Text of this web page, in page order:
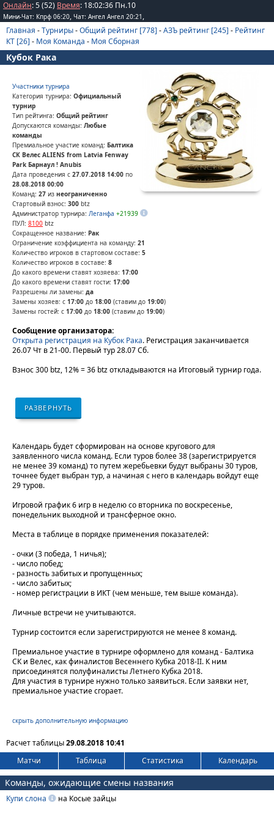
Онлайн: 5 (52) Время: 18:02:36 Пн.10
Мини-Чат: Кпрф 06:20, Чат: Ангел Ангел 20:21 ,
Главная -Турниры-Общий рейтинг [778] -АЗЪ рейтинг [245] - Рейтинг
КТ [26] - Моя Команда - Моя Сборная
Кубок Рака
Участники турнира
Категория турнира: Официальный
турнир
Тип рейтинга: Общий рейтинг
Допускаются команды: Любые
команды
Премиальное участие команд: Балтика
СК Велес ALIENS from Latvia Fenway
Park Барнаул ! Anubis
Дата проведения с 27.07.2018 14:00 по
28.08.2018 00:00
Команд: 27 из неограниченно
Стартовый взнос: 300 btz
Администратор турнира: Леганфа +21939
ПУЛ: 8100 btz
Сокращенное название: Рак
Ограничение коэффициента на команду: 21
Количество игроков в стартовом составе: 5
Количество игроков в составе: 8
До какого времени ставят хозяева: 17:00
До какого времени ставят гости: 17:00
Разрешены ли замены: да
Замены хозяев: с 17:00 до 18:00 (ставим до 19:00)
Замены гостей: с 17:00 до 18:00 (ставим до 19:00)
Сообщение организатора:
Открыта регистрация на Кубок Рака. Регистрация заканчивается
26.07 Чт в 21-00. Первый тур 28.07 Сб.
Взнос 300 btz, 12% = 36 btz откладываются на Итоговый турнир года.
РАЗВЕРНУТЬ
Календарь будет сформирован на основе кругового для
заявленного числа команд. Если туров более 38 (зарегистрируется
не менее 39 команд) то путем жеребьевки будут выбраны 30 туров,
точнее будет выбран тур, а начиная с него в календарь войдут еще
29 туров.
Игровой график 6 игр в неделю со вторника по воскресенье,
понедельник выходной и трансферное окно.
Места в таблице в порядке применения показателей:
- очки (3 победа, 1 ничья);
- число побед;
- разность забитых и пропущенных;
- число забитых;
- номер регистрации в ИКТ (чем меньше, тем выше команда).
Личные встречи не учитываются.
Турнир состоится если зарегистрируются не менее 8 команд.
Премиальное участие в турнире оформлено для команд - Балтика
СК и Велес, как финалистов Весеннего Кубка 2018-II. К ним
присоединятся полуфиналисты Летнего Кубка 2018.
Для участия в турнире нужно только заявиться. Если заявки нет,
премиальное участие сгорает.
скрыть дополнительную информацию
Расчет таблицы29.08.2018 10:41
Матчи
Таблица Статистика Календарь
Команды, ожидающие смены названия
Купи слона на Косые зайцы